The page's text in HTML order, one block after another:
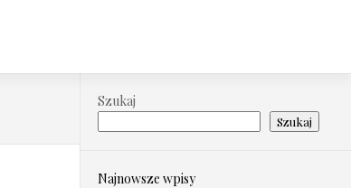
Szukaj
Szukaj
Najnowsze wpisy